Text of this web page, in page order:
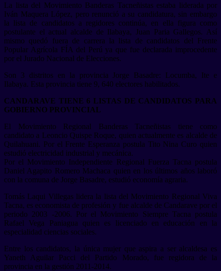
La lista del Movimiento Banderas Tacneñistas estaba liderada por
Iván Maquera López, pero renunció a su candidatura, sin embargo
la lista de candidatos a regidores continúa, en ella figura como
postulante el actual alcalde de Ilabaya, Juan Paria Gallegos. Así
mismo quedó fuera de carrera la lista de candidatos del Frente
Popular Agrícola FÍA del Perú ya que fue declarada improcedente
por el Jurado Nacional de Elecciones.
Son 3 distritos en la provincia Jorge Basadre: Locumba, Ite e
Ilabaya. Esta provincia tiene 9, 640 electores habilitados.
CANDARAVE TIENE 6 LISTAS DE CANDIDATOS PARA
GOBIERNO PROVINCIAL
El Movimiento Regional Banderas Tacneñistas tiene como
candidato a Leoncio Quispe Roque, quien actualmente es alcalde de
Quilahuani. Por el Frente Esperanza postula Tito Nina Curo quien
estudió electricidad industrial y mecánica.
Por el Movimiento Independiente Regional Fuerza Tacna postula
Daniel Agapito Romero Machaca quien en los últimos años laboró
con la comuna de Jorge Basadre, estudió economía agraria.
Tomás Laqui Villegas lidera la lista del Movimiento Regional Viva
Tacna, es economista de profesión y fue alcalde de Candarave por el
periodo 2003 -2006. Por el Movimiento Siempre Tacna postula
Rafael Vega Paniagua quien es licenciado en educación en la
especialidad ciencias sociales.
Entre los candidatos, la única mujer que aspira a ser alcaldesa es
Yaneth Aguilar Pacci del Partido Morado, fue regidora de la
provincia en la gestión 2011-2014.